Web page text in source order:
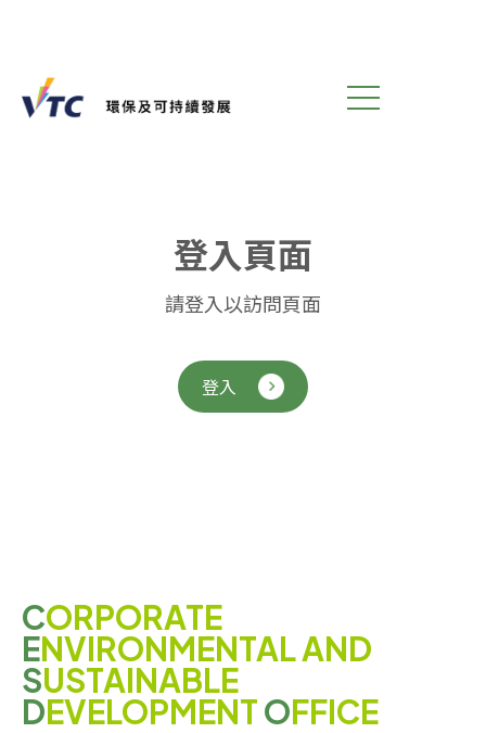
登入頁面
請登入以訪問頁面
登入
CORPORATE
ENVIRONMENTAL AND
SUSTAINABLE
DEVELOPMENTOFFICE